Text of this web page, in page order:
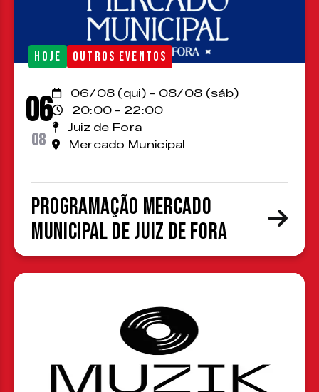
HOJE OUTROS EVENTOS
06
08
06/08 (qui) - 08/08 (sáb)
20:00 - 22:00
Juiz de Fora
Mercado Municipal
Programação Mercado
Municipal de Juiz de Fora